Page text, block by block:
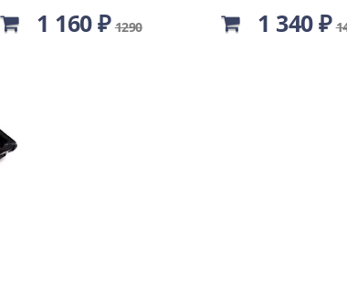
1 160 ₽ 1290 1 340 ₽